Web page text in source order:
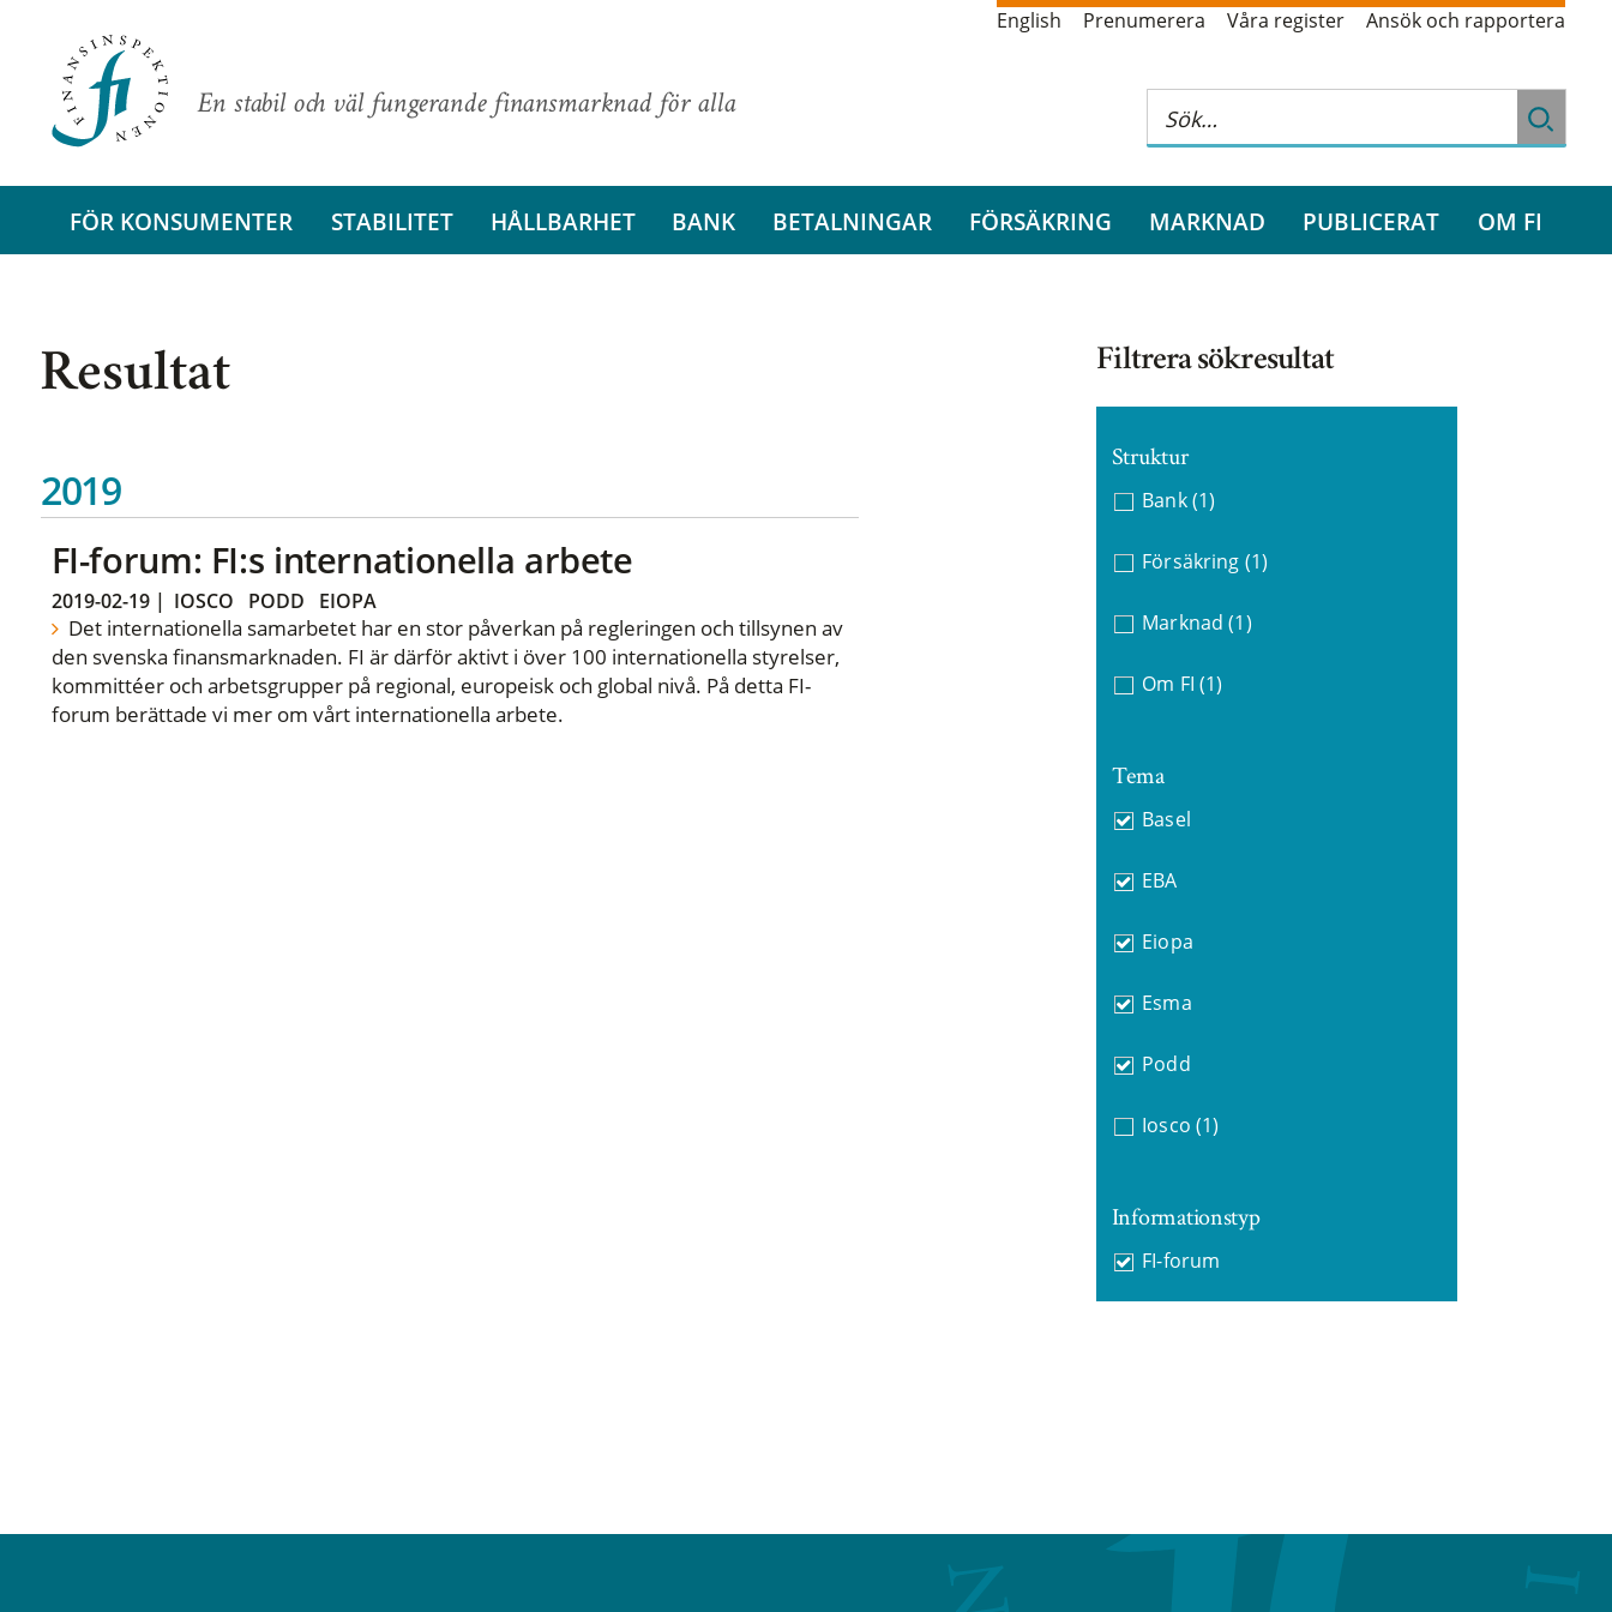
En stabil och väl fungerande finansmarknad för alla
English Prenumerera Våra register Ansök och rapportera
FÖR KONSUMENTER STABILITET HÅLLBARHET BANK BETALNINGAR FÖRSÄKRING MARKNAD PUBLICERAT OM FI
Resultat
2019
FI-forum: FI:s internationella arbete
2019-02-19| IOSCO PODD EIOPA
Det internationella samarbetet har en stor påverkan på regleringen och tillsynen av
den svenska finansmarknaden. FI är därför aktivt i över 100 internationella styrelser,
kommittéer och arbetsgrupper på regional, europeisk och global nivå. På detta FI-
forum berättade vi mer om vårt internationella arbete.
Filtrera sökresultat
Struktur
Bank (1)
Försäkring (1)
Marknad (1)
Om FI (1)
Tema
Basel
EBA
Eiopa
Esma
Podd
Iosco (1)
Informationstyp
FI-forum